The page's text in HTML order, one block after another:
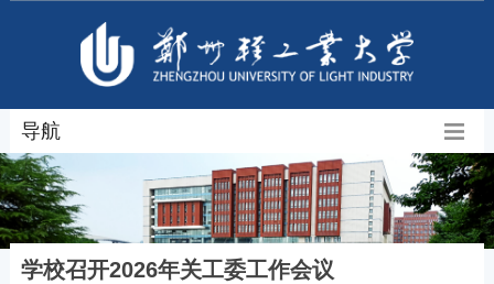
导航
学校召开2026年关工委工作会议